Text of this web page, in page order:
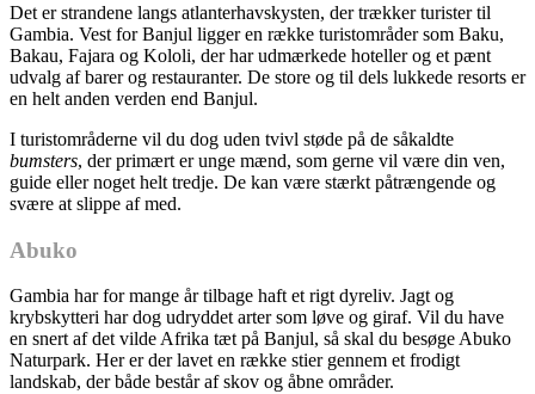
Det er strandene langs atlanterhavskysten, der trækker turister til
Gambia. Vest for Banjul ligger en række turistområder som Baku,
Bakau, Fajara og Kololi, der har udmærkede hoteller og et pænt
udvalg af barer og restauranter. De store og til dels lukkede resorts er
en helt anden verden end Banjul.
I turistområderne vil du dog uden tvivl støde på de såkaldte
bumsters, der primært er unge mænd, som gerne vil være din ven,
guide eller noget helt tredje. De kan være stærkt påtrængende og
svære at slippe af med.
Abuko
Gambia har for mange år tilbage haft et rigt dyreliv. Jagt og
krybskytteri har dog udryddet arter som løve og giraf. Vil du have
en snert af det vilde Afrika tæt på Banjul, så skal du besøge Abuko
Naturpark. Her er der lavet en række stier gennem et frodigt
landskab, der både består af skov og åbne områder.